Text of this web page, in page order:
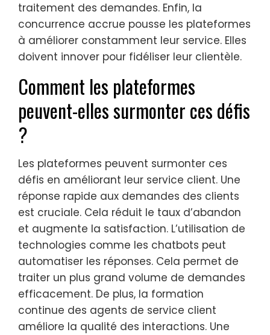
traitement des demandes. Enfin, la
concurrence accrue pousse les plateformes
à améliorer constamment leur service. Elles
doivent innover pour fidéliser leur clientèle.
Comment les plateformes
peuvent-elles surmonter ces défis
?
Les plateformes peuvent surmonter ces
défis en améliorant leur service client. Une
réponse rapide aux demandes des clients
est cruciale. Cela réduit le taux d’abandon
et augmente la satisfaction. L’utilisation de
technologies comme les chatbots peut
automatiser les réponses. Cela permet de
traiter un plus grand volume de demandes
efficacement. De plus, la formation
continue des agents de service client
améliore la qualité des interactions. Une